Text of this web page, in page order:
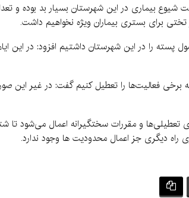
شیوع بیماری در این شهرستان بسیار بد بوده و
تختی برای بستری بیماران ویژه نخواهیم داشت.
را در این شهرستان داشتیم افزود: در این
با اشاره به اینکه در این شرایط باید ۱۰ روز تا ۲ هفته برخی فعالیت‌ها
تعطیلی‌ها و مقررات سختگیرانه اعمال می‌شود تا
راه دیگری جز اعمال محدودیت ‌ها وجود ندارد.